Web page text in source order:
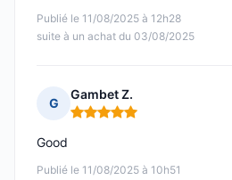
Publié le 11/08/2025 à 12h28
suite à un achat du 03/08/2025
G
Gambet Z.
Note : 5 sur 5
Publié le 11/08/2025 à 10h51
Good